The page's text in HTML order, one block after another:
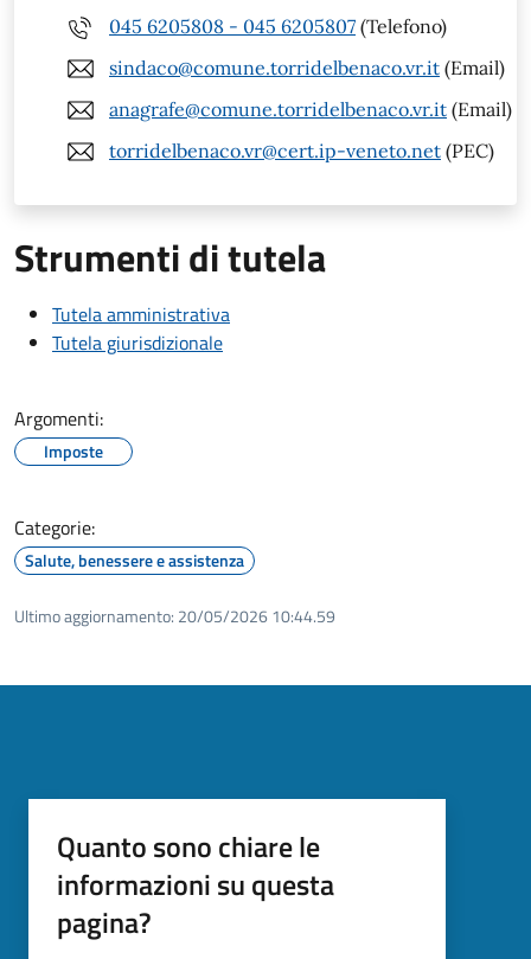
045 6205808 - 045 6205807 (Telefono)
sindaco@comune.torridelbenaco.vr.it (Email)
anagrafe@comune.torridelbenaco.vr.it (Email)
torridelbenaco.vr@cert.ip-veneto.net (PEC)
Strumenti di tutela
Tutela amministrativa
Tutela giurisdizionale
Argomenti:
Imposte
Categorie:
Salute, benessere e assistenza
Ultimo aggiornamento: 20/05/2026 10:44.59
Quanto sono chiare le
informazioni su questa
pagina?